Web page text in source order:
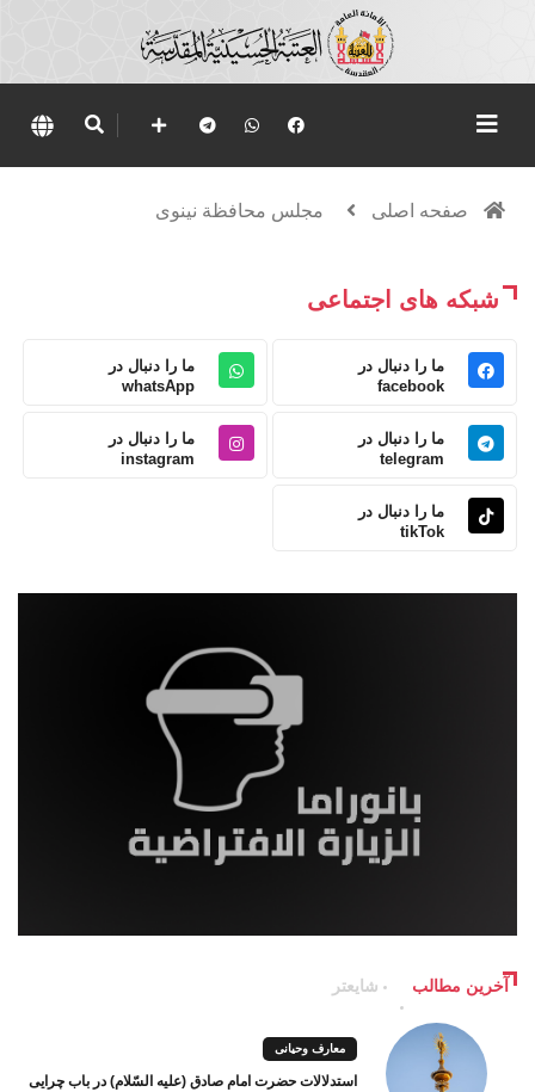
صفحه اصلی مجلس محافظة نينوى
شبکه های اجتماعی
ما را دنبال در
facebook
ما را دنبال در
whatsApp
ما را دنبال در
telegram
ما را دنبال در
instagram
ما را دنبال در
tikTok
آخرین مطالب شایعتر
معارف وحیانی
استدلالات حضرت امام صادق (علیه السّلام) در باب چرایی